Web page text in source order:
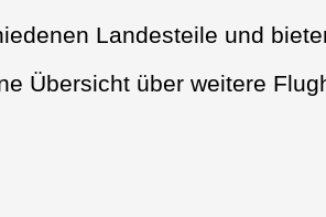
Landesteile und
Übersicht über weitere